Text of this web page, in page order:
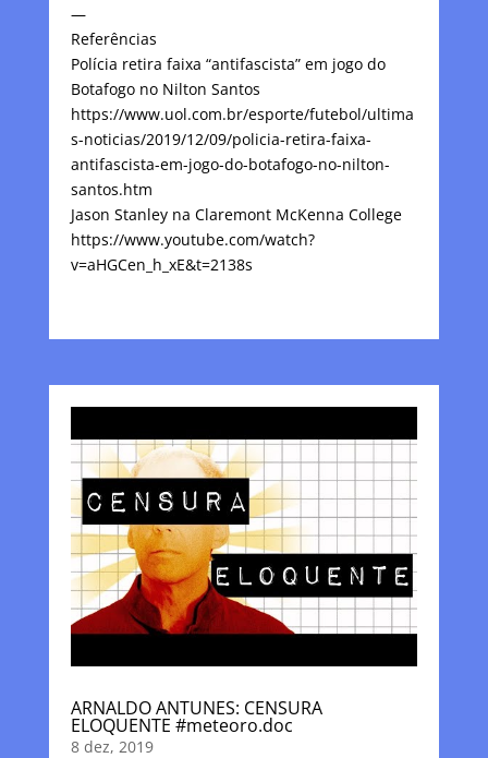
—
Referências
Polícia retira faixa “antifascista” em jogo do
Botafogo no Nilton Santos
https://www.uol.com.br/esporte/futebol/ultima
s-noticias/2019/12/09/policia-retira-faixa-
antifascista-em-jogo-do-botafogo-no-nilton-
santos.htm
Jason Stanley na Claremont McKenna College
https://www.youtube.com/watch?
v=aHGCen_h_xE&t=2138s
ARNALDO ANTUNES: CENSURA
ELOQUENTE #meteoro.doc
8 dez, 2019